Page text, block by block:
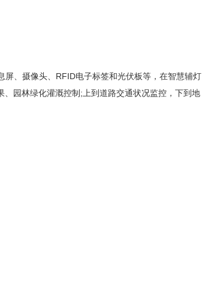
、摄像头、RFID电子标签和光伏板等，在智慧辅灯
园林绿化灌溉控制;上到道路交通状况监控，下到地